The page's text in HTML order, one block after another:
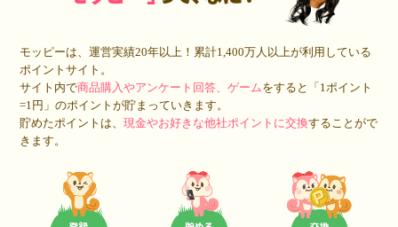
モッピーは、運営実績20年以上！累計1,400万人 以上が利用している
ポイントサイト。
サイト内で商品購入やアンケート回答、ゲームをすると「1ポイント
=1円」のポイントが貯まっていきます。
貯めたポイントは、現金やお好きな他社ポイントに交換することがで
きます。